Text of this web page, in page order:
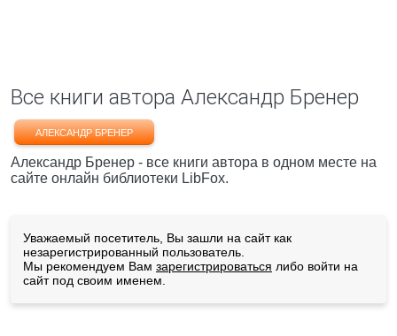
Все книги автора Александр Бренер
АЛЕКСАНДР БРЕНЕР
Александр Бренер - все книги автора в одном месте на
сайте онлайн библиотеки LibFox.
Уважаемый посетитель, Вы зашли на сайт как
незарегистрированный пользователь.
Мы рекомендуем Вам зарегистрироваться либо войти на
сайт под своим именем.